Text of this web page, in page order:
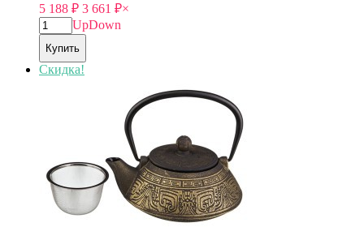
5 188 ₽ 3 661 ₽×
UpDown
Купить
Скидка!